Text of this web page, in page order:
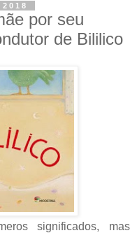
por seu
de Bililico
significados, mas